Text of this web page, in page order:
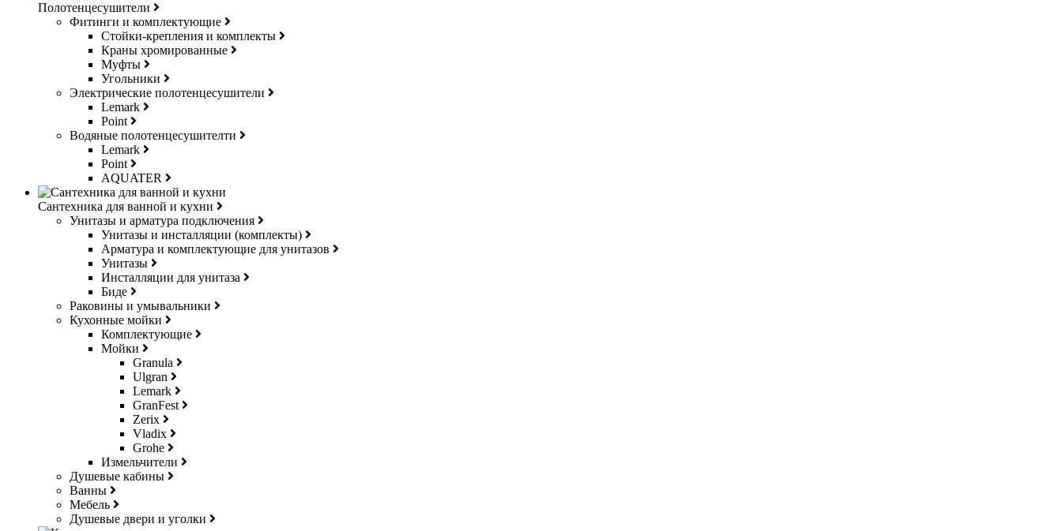
Полотенцесушители
Фитинги и комплектующие
Стойки-крепления и комплекты
Краны хромированные
Муфты
Угольники
Электрические полотенцесушители
Lemark
Point
Водяные полотенцесушителти
Lemark
Point
AQUATER
Сантехника для ванной и кухни
Унитазы и арматура подключения
Унитазы и инсталляции (комплекты)
Арматура и комплектующие для унитазов
Унитазы
Инсталляции для унитаза
Биде
Раковины и умывальники
Кухонные мойки
Комплектующие
Мойки
Granula
Ulgran
Lemark
GranFest
Zerix
Vladix
Grohe
Измельчители
Душевые кабины
Ванны
Мебель
Душевые двери и уголки